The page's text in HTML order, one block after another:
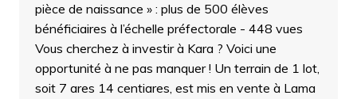
pièce de naissance » : plus de 500 élèves
bénéficiaires à l’échelle préfectorale - 448 vues
Vous cherchez à investir à Kara ? Voici une
opportunité à ne pas manquer ! Un terrain de 1 lot,
soit 7 ares 14 centiares, est mis en vente à Lama